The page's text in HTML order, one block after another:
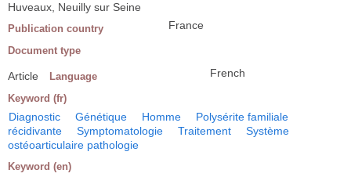
Huveaux, Neuilly sur Seine
Publication country France
Document type
Article Language French
Keyword (fr)
Diagnostic Génétique Homme
Polysérite familiale
récidivante
Symptomatologie Traitement
Système
ostéoarticulaire pathologie
Keyword (en)